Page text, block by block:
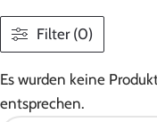
Filter (0)
Es wurden keine
entsprechen.